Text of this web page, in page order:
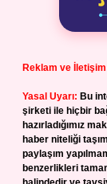
Reklam ve
Yasal Uyarı: Bu
şirketi ile hiçbir
hazırladığımız
haber niteliği
paylaşım
benzerlikleri